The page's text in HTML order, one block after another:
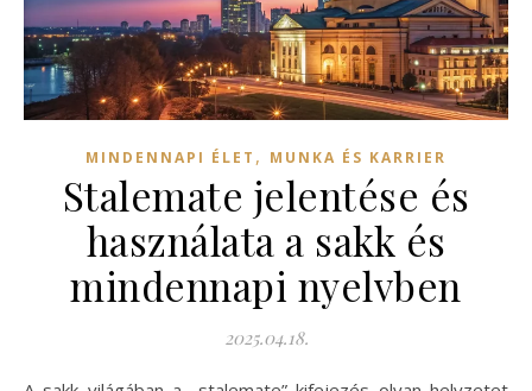
MINDENNAPI ÉLET , MUNKA ÉS KARRIER
Stalemate jelentése és
használata a sakk és
mindennapi nyelvben
2025.04.18.